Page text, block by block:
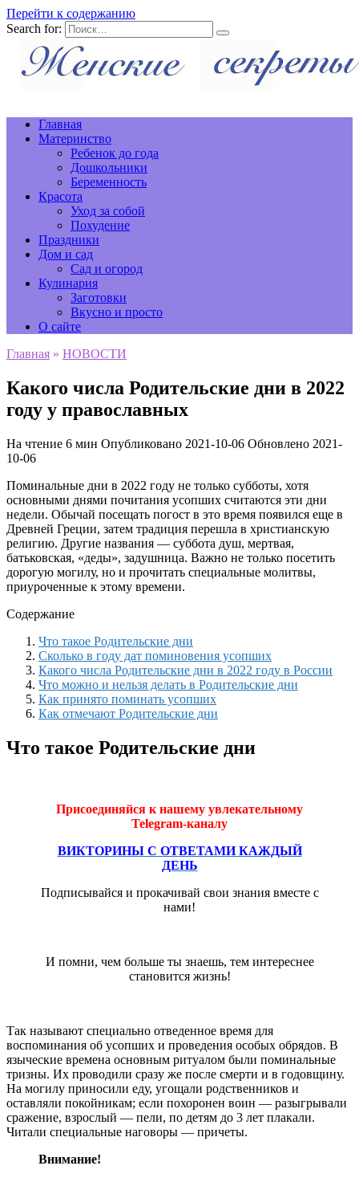
Перейти к содержанию
Search for:
Главная
Материнство
Ребенок до года
Дошкольники
Беременность
Красота
Уход за собой
Похудение
Праздники
Дом и сад
Сад и огород
Кулинария
Заготовки
Вкусно и просто
О сайте
Главная » НОВОСТИ
Какого числа Родительские дни в 2022
году у православных
На чтение 6 мин Опубликовано 2021-10-06 Обновлено 2021-
10-06
Поминальные дни в 2022 году не только субботы, хотя
основными днями почитания усопших считаются эти дни
недели. Обычай посещать погост в это время появился еще в
Древней Греции, затем традиция перешла в христианскую
религию. Другие названия — суббота душ, мертвая,
батьковская, «деды», задушница. Важно не только посетить
дорогую могилу, но и прочитать специальные молитвы,
приуроченные к этому времени.
Содержание
Что такое Родительские дни
Сколько в году дат поминовения усопших
Какого числа Родительские дни в 2022 году в России
Что можно и нельзя делать в Родительские дни
Как принято поминать усопших
Как отмечают Родительские дни
Что такое Родительские дни
Присоединяйся к нашему увлекательному
Telegram-каналу
ВИКТОРИНЫ С ОТВЕТАМИ КАЖДЫЙ
ДЕНЬ
Подписывайся и прокачивай свои знания вместе с
нами!
И помни, чем больше ты знаешь, тем интереснее
становится жизнь!
Так называют специально отведенное время для
воспоминания об усопших и проведения особых обрядов. В
языческие времена основным ритуалом были поминальные
тризны. Их проводили сразу же после смерти и в годовщину.
На могилу приносили еду, угощали родственников и
оставляли покойникам; если похоронен воин — разыгрывали
сражение, взрослый — пели, по детям до 3 лет плакали.
Читали специальные наговоры — причеты.
Внимание!